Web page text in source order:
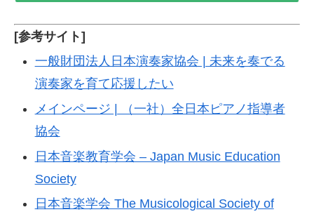
[参考サイト]
一般財団法人日本演奏家協会 | 未来を奏でる
演奏家を育て応援したい
メインページ | （一社）全日本ピアノ指導者
協会
日本音楽教育学会 – Japan Music Education
Society
日本音楽学会 The Musicological Society of